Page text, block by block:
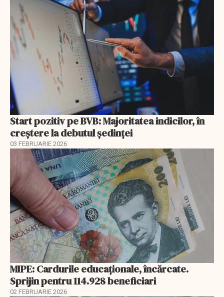
Start pozitiv pe BVB: Majoritatea indicilor, în
creştere la debutul şedinţei
03 FEBRUARIE 2026
MIPE: Cardurile educaţionale, încărcate.
Sprijin pentru 114.928 beneficiari
02 FEBRUARIE 2026